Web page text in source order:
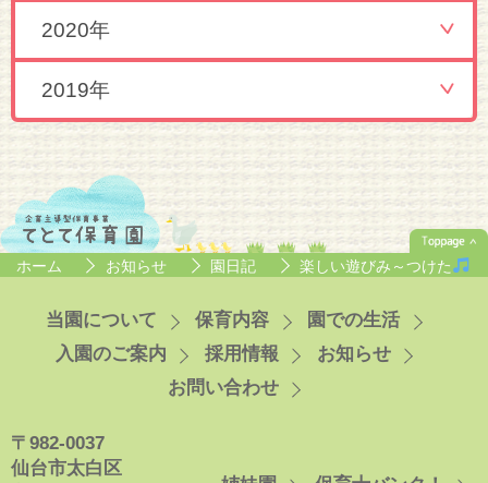
2020年
2019年
ホーム お知らせ 園日記 楽しい遊びみ～つけた
当園について 保育内容
園での生活
入園のご案内
採用情報
お知らせ
お問い合わせ
〒982-0037
仙台市太白区